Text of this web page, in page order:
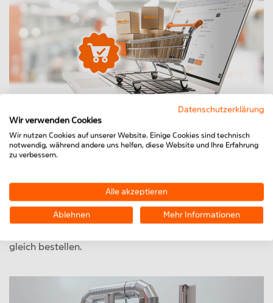
Produkte
Komponenten für die Bereiche Lineartechnik,
Arbeitsplatzsysteme, Fördertechnik, Schutzsysteme und
Stahlwellen finden Sie im Bereich Produkte. Die
gleich bestellen.
Datenschutzerklärung
Wir verwenden Cookies
Wir nutzen Cookies auf unserer Website. Einige Cookies sind technisch
notwendig, während andere uns helfen, diese Website und Ihre Erfahrung
zu verbessern.
Alle akzeptieren
Ablehnen Mehr Informationen